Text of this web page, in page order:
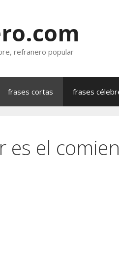
refranero popular
frases cortas frases
es el